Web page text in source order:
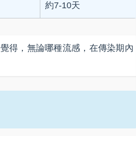
約7-10天
得，無論哪種流感，在傳染期內